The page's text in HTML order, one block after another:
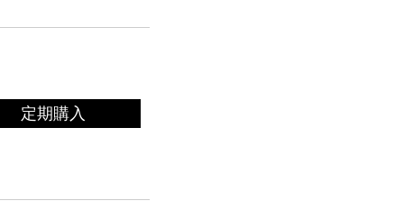
定期購入